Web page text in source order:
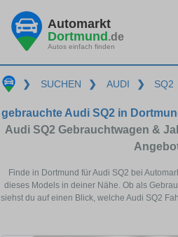
Automarkt
Dortmund.de
Autos einfach finden
❯ SUCHEN ❯ AUDI ❯ SQ2
gebrauchte Audi SQ2 in
Audi SQ2 Gebrauchtwagen &
Finde in Dortmund für Audi SQ2 bei
dieses Models in deiner Nähe. Ob als
siehst du auf einen Blick, welche Audi SQ2